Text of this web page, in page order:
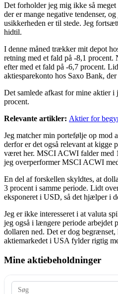
Det forholder jeg mig ikke så
der er mange negative tendenser,
usikkerheden er til stede. Jeg
hidtil.
I denne måned trækker mit depot
retning med et fald på -8,1 procent.
efter med et fald på -6,7 procent.
aktiesparekonto hos Saxo Bank,
Det samlede afkast for mine aktier
procent.
Relevante artikler: Aktier for
Jeg matcher min portefølje op mod
derfor er det også relevant at kigge
været her. MSCI ACWI falder med
jeg overperformer MSCI ACWI
En del af forskellen skyldtes, at
3 procent i samme periode. Lidt
eksponeret i USD, så det hjælper i
Jeg er ikke interesseret i at valuta
jeg også i længere periode arbejdet
dollaren ned. Det er dog
aktiemarkedet i USA fylder rigtig
Mine aktiebeholdninger